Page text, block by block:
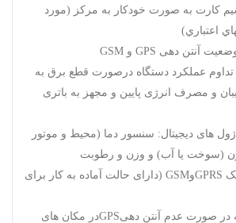
کارت به صورت خودکار به مرکز (مورد
اعتباري)
تداوم عملکرد دستگاه درصورت قطع برق به
و مصرف انرژی پایین و مجهز به باتری
های دیجیتال: سنسور دما (محیط و موتور
(سوخت یا آب) و وزن و رطوبت
صرفه جویی در ترافیک GPRSوGSM (دارای حالت آماده به کار برای
دارای سیستم LBSکه در صورت عدم آنتن دهیGPSدر مکان های